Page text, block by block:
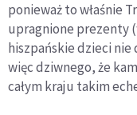
ponieważ to właśnie
upragnione prezenty
hiszpańskie dzieci
więc dziwnego, że
całym kraju takim